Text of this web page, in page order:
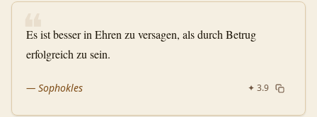
❝
Es ist besser in Ehren zu versagen, als durch Betrug
erfolgreich zu sein.
— Sophokles ✦ 3.9